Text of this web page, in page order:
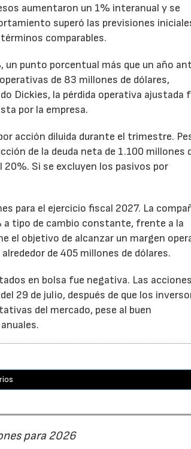
aumentaron un 1% interanual y se
superó las previsiones
comparables.
un punto porcentual más que un año
de 83 millones de dólares,
Dickies, la pérdida operativa ajustada
por la empresa.
acción diluida durante el trimestre.
de la deuda neta de 1.100 millones
Si se excluyen los pasivos por
para el ejercicio fiscal 2027. La
a tipo de cambio constante, frente a la
el objetivo de alcanzar un margen
de 405 millones de dólares.
en bolsa fue negativa. Las
29 de julio, después de que los
del mercado, pese al buen
para 2026